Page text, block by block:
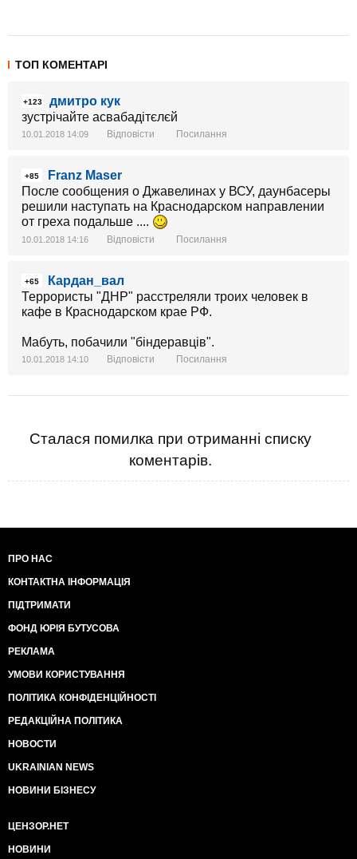
ТОП КОМЕНТАРІ
+123
дмитро кук
зустрічайте асвабадітєлєй
10.01.2018 14:09 Відповісти Посилання
+85
Franz Maser
После сообщения о Джавелинах у ВСУ, даунбасеры
решили наступать на Краснодарском направлении
от греха подальше ....
10.01.2018 14:16 Відповісти Посилання
+65
Кардан_вал
Террористы "ДНР" расстреляли троих человек в
кафе в Краснодарском крае РФ.
Мабуть, побачили "біндеравців".
10.01.2018 14:10 Відповісти Посилання
Сталася помилка при отриманні списку
коментарів.
ПРО НАС
КОНТАКТНА ІНФОРМАЦІЯ
ПІДТРИМАТИ
ФОНД ЮРІЯ БУТУСОВА
РЕКЛАМА
УМОВИ КОРИСТУВАННЯ
ПОЛІТИКА КОНФІДЕНЦІЙНОСТІ
РЕДАКЦІЙНА ПОЛІТИКА
НОВОСТИ
UKRAINIAN NEWS
НОВИНИ БІЗНЕСУ
ЦЕНЗОР.НЕТ
НОВИНИ